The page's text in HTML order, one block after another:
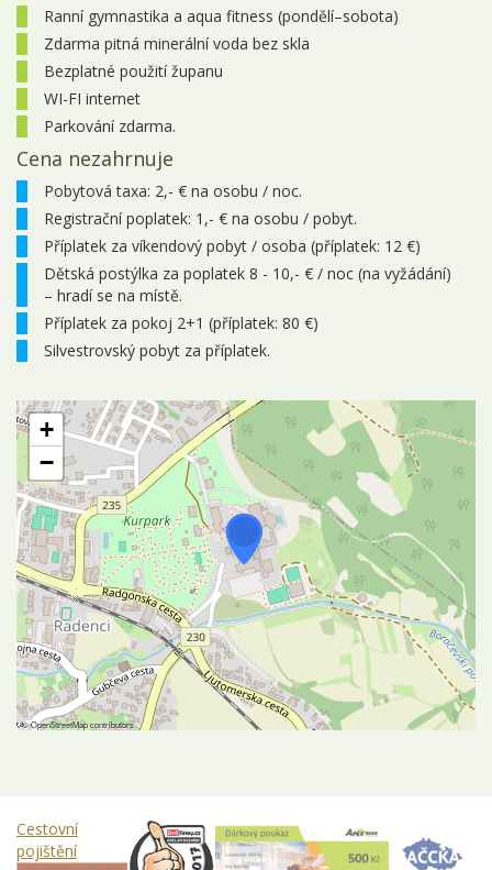
Ranní gymnastika a aqua fitness (pondělí–sobota)
Zdarma pitná minerální voda bez skla
Bezplatné použití županu
WI-FI internet
Parkování zdarma.
Cena nezahrnuje
Pobytová taxa: 2,- € na osobu / noc.
Registrační poplatek: 1,- € na osobu / pobyt.
Příplatek za víkendový pobyt / osoba (příplatek: 12 €)
Dětská postýlka za poplatek 8 - 10,- € / noc (na vyžádání)
– hradí se na místě.
Příplatek za pokoj 2+1 (příplatek: 80 €)
Silvestrovský pobyt za příplatek.
+
−
©OpenStreetMapcontributors
Cestovní
pojištění